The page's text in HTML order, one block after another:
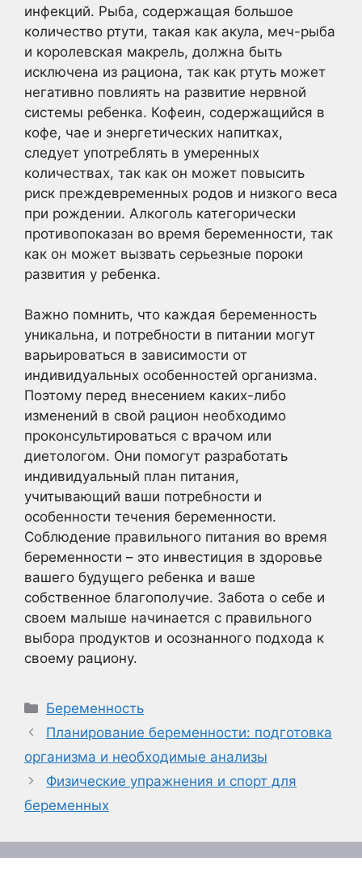
инфекций. Рыба, содержащая большое
количество ртути, такая как акула, меч-рыба
и королевская макрель, должна быть
исключена из рациона, так как ртуть может
негативно повлиять на развитие нервной
системы ребенка. Кофеин, содержащийся в
кофе, чае и энергетических напитках,
следует употреблять в умеренных
количествах, так как он может повысить
риск преждевременных родов и низкого веса
при рождении. Алкоголь категорически
противопоказан во время беременности, так
как он может вызвать серьезные пороки
развития у ребенка.
Важно помнить, что каждая беременность
уникальна, и потребности в питании могут
варьироваться в зависимости от
индивидуальных особенностей организма.
Поэтому перед внесением каких-либо
изменений в свой рацион необходимо
проконсультироваться с врачом или
диетологом. Они помогут разработать
индивидуальный план питания,
учитывающий ваши потребности и
особенности течения беременности.
Соблюдение правильного питания во время
беременности – это инвестиция в здоровье
вашего будущего ребенка и ваше
собственное благополучие. Забота о себе и
своем малыше начинается с правильного
выбора продуктов и осознанного подхода к
своему рациону.
Рубрики
Беременность
Планирование беременности: подготовка
организма и необходимые анализы
Физические упражнения и спорт для
беременных